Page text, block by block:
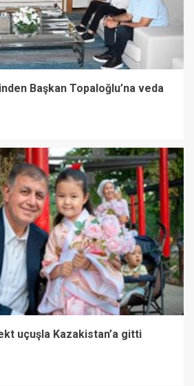
Başkan Topaloğlu’na veda
uçuşla Kazakistan’a gitti